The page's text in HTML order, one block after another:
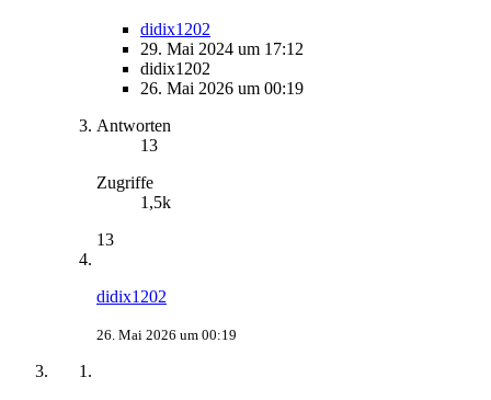
didix1202
29. Mai 2024 um 17:12
didix1202
26. Mai 2026 um 00:19
Antworten
13
Zugriffe
1,5k
13
didix1202
26. Mai 2026 um 00:19